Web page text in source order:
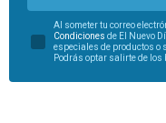
Al someter tu correo
Condiciones de El Nuevo
especiales de productos o
Podrás optar salirte de los